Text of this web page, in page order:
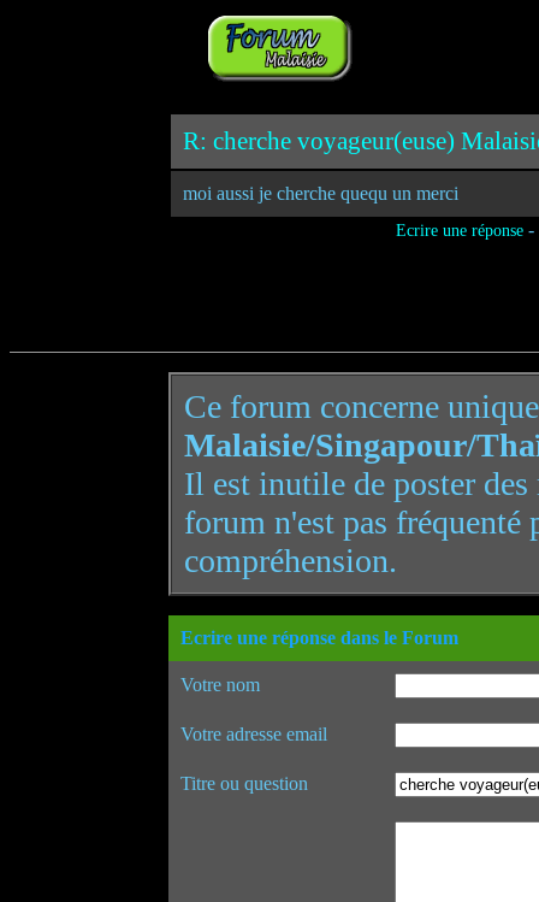
R: cherche voyageur(euse)
moi aussi je cherche quequ un merci
Ecrire une réponse-
Ce forum concerne
Malaisie/Singapour/
Il est inutile de poster
forum n'est pas
compréhension.
Ecrire une réponse dans le Forum
Votre nom
Votre adresse email
Titre ou question